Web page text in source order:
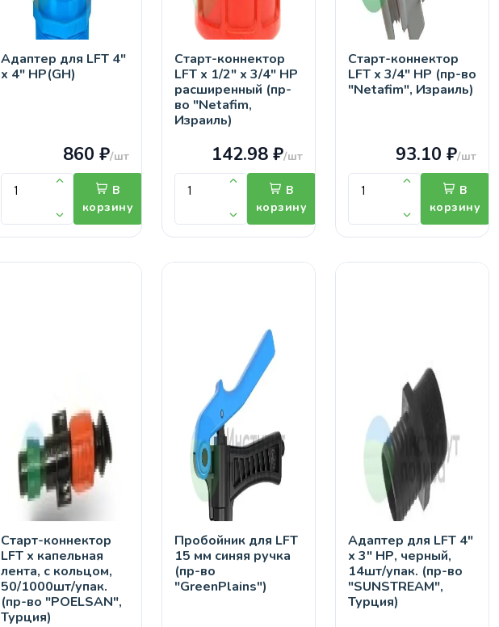
Адаптер для LFT 4"
х 4" НР(GH)
860 ₽/шт
В
корзину
Старт-коннектор
LFT х 1/2" х 3/4" НР
расширенный (пр-
во "Netafim,
Израиль)
142.98 ₽/шт
В
корзину
Старт-коннектор
LFT х 3/4" НР (пр-во
"Netafim", Израиль)
93.10 ₽/шт
В
корзину
Старт-коннектор
LFT х капельная
лента, с кольцом,
50/1000шт/упак.
(пр-во "POELSAN",
Турция)
Пробойник для LFT
15 мм синяя ручка
(пр-во
"GreenPlains")
Адаптер для LFT 4"
х 3" НР, черный,
14шт/упак. (пр-во
"SUNSTREAM",
Турция)